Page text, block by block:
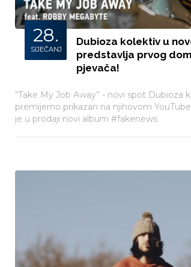
28.
SIJEČANJ
Dubioza kolektiv u
predstavlja prvog
pjevača!
“Take My Job Away” - novi spot Dubioza
premijerno prikazan na njihovom
je u prodaji novi album #fakenews